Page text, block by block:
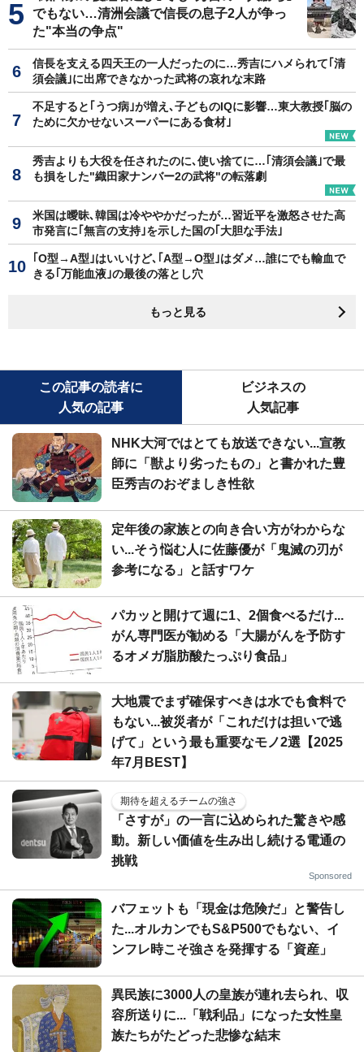
でもない…清洲会議で信長の息子2人が争っ
た"本当の争点"
信長を支える四天王の一人だったのに…秀吉にハメられて｢清
須会議｣に出席できなかった武将の哀れな末路
不足すると｢うつ病｣が増え､子どものIQに影響…東大教授｢脳の
ために欠かせないスーパーにある食材｣
秀吉よりも大役を任されたのに､使い捨てに…｢清須会議｣で最
も損をした"織田家ナンバー2の武将"の転落劇
米国は曖昧､韓国は冷ややかだったが…習近平を激怒させた高
市発言に｢無言の支持｣を示した国の｢大胆な手法｣
｢O型→A型｣はいいけど､｢A型→O型｣はダメ…誰にでも輸血で
きる｢万能血液｣の最後の落とし穴
もっと見る
この記事の読者に
人気の記事
ビジネスの
人気記事
NHK大河ではとても放送できない...宣教
師に「獣より劣ったもの」と書かれた豊
臣秀吉のおぞましき性欲
定年後の家族との向き合い方がわからな
い...そう悩む人に佐藤優が「鬼滅の刃が
参考になる」と話すワケ
パカッと開けて週に1、2個食べるだけ...
がん専門医が勧める「大腸がんを予防す
るオメガ脂肪酸たっぷり食品」
大地震でまず確保すべきは水でも食料で
もない...被災者が「これだけは担いで逃
げて」という最も重要なモノ2選【2025
年7月BEST】
期待を超えるチームの強さ
「さすが」の一言に込められた驚きや感
動。新しい価値を生み出し続ける電通の
挑戦
Sponsored
バフェットも「現金は危険だ」と警告し
た...オルカンでもS&P500でもない、イ
ンフレ時こそ強さを発揮する「資産」
異民族に3000人の皇族が連れ去られ、収
容所送りに...「戦利品」になった女性皇
族たちがたどった悲惨な結末